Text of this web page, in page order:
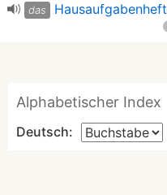
das Hausaufgabenheft
Alphabetischer Index
Deutsch: